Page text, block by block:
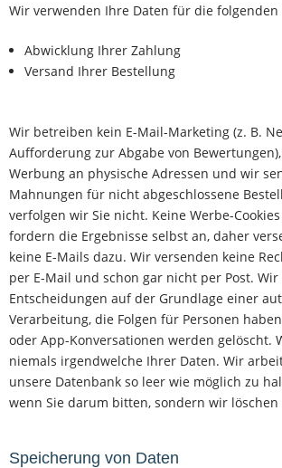
Wir verwenden Ihre Daten für die folgenden
Abwicklung Ihrer Zahlung
Versand Ihrer Bestellung
Wir betreiben kein E-Mail-Marketing (z. B.
Aufforderung zur Abgabe von
Werbung an physische Adressen und wir
Mahnungen für nicht abgeschlossene
verfolgen wir Sie nicht. Keine Werbe-
fordern die Ergebnisse selbst an, daher
keine E-Mails dazu. Wir versenden keine
per E-Mail und schon gar nicht per Post.
Entscheidungen auf der Grundlage einer
Verarbeitung, die Folgen für Personen
oder App-Konversationen werden gelöscht.
niemals irgendwelche Ihrer Daten. Wir
unsere Datenbank so leer wie möglich zu
wenn Sie darum bitten, sondern wir löschen
Speicherung von Daten